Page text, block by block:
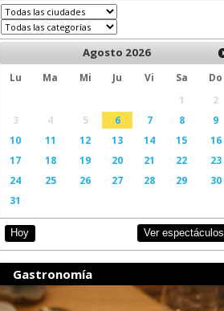
Agosto 2026
Lu Ma Mi Ju Vi Sa
Do
1
2
3
4 5 6 7 8
9
10
11 12 13 14 15
16
17
18 19 20 21 22
23
24
25 26 27 28 29
30
31
Hoy Ver espectáculos
Gastronomía